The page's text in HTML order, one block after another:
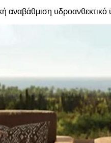
αναβάθμιση